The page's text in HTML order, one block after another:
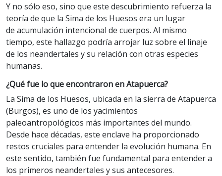
Y no sólo eso, sino que este descubrimiento refuerza la
teoría de que la Sima de los Huesos era un lugar
de acumulación intencional de cuerpos. Al mismo
tiempo, este hallazgo podría arrojar luz sobre el linaje
de los neandertales y su relación con otras especies
humanas.
¿Qué fue lo que encontraron en Atapuerca?
La Sima de los Huesos, ubicada en la sierra de Atapuerca
(Burgos), es uno de los yacimientos
paleoantropológicos más importantes del mundo.
Desde hace décadas, este enclave ha proporcionado
restos cruciales para entender la evolución humana. En
este sentido, también fue fundamental para entender a
los primeros neandertales y sus antecesores.